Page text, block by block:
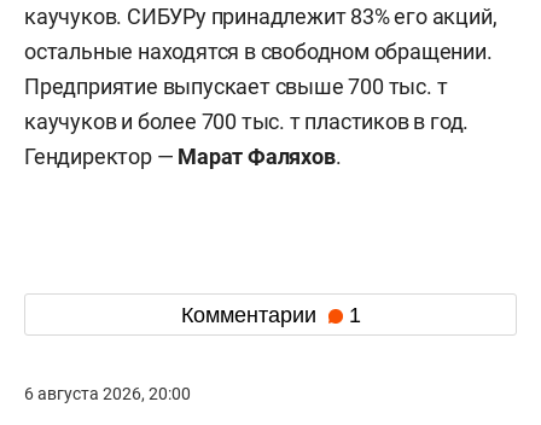
каучуков. СИБУРу принадлежит 83% его акций,
остальные находятся в свободном обращении.
Предприятие выпускает свыше 700 тыс. т
каучуков и более 700 тыс. т пластиков в год.
Гендиректор — Марат Фаляхов.
Комментарии 1
6 августа 2026, 20:00